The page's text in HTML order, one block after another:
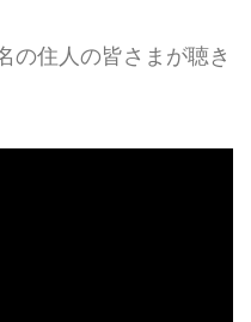
の住人の皆さまが聴き